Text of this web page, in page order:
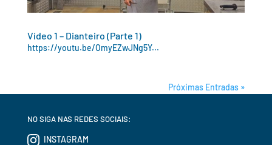
Vídeo 1 – Dianteiro (Parte 1)
https://youtu.be/OmyEZwJNg5Y...
Próximas Entradas »
NO SIGA NAS REDES SOCIAIS:
INSTAGRAM